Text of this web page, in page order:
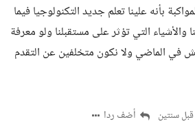
بأنه علينا تعلم جديد التكنولوجيا فيما
التي تؤثر على مستقبلنا ولو معرفة
في الماضي ولا نكون متخلفين عن التقدم
قبل سنتين أضف ردا